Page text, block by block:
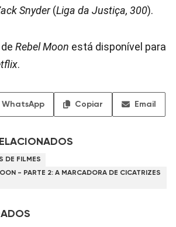
Snyder(Liga da Justiça, 300).
Rebel Moon está disponível para
.
WhatsApp Copiar Email
DE FILMES
- PARTE 2: A MARCADORA DE CICATRIZES